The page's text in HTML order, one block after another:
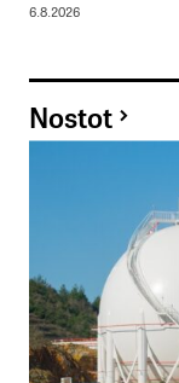
6.8.2026
Nostot